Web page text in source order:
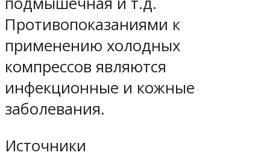
Противопоказаниями к
применению холодных
компрессов являются
инфекционные и кожные
заболевания.
Источники